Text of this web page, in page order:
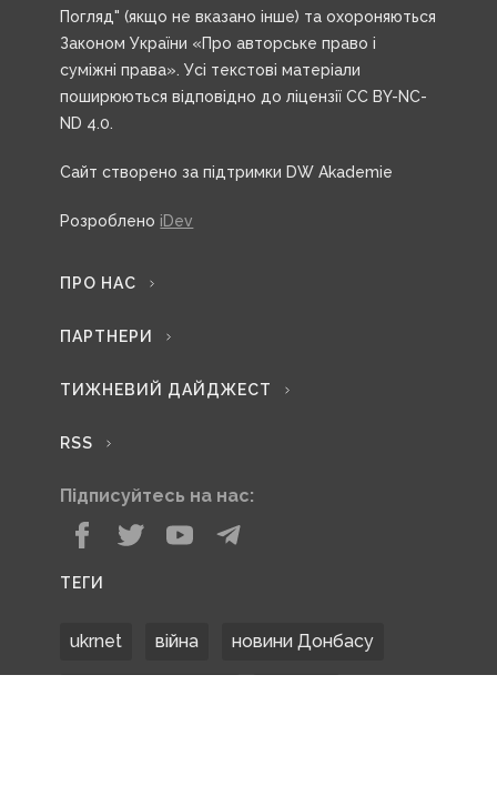
Погляд" (якщо не вказано інше) та охороняються
Законом України «Про авторське право і
суміжні права». Усі текстові матеріали
поширюються відповідно до ліцензії CC BY-NC-
ND 4.0.
Сайт створено за підтримки DW Akademie
Розроблено iDev
ПРО НАС
ПАРТНЕРИ
ТИЖНЕВИЙ ДАЙДЖЕСТ
RSS
Підписуйтесь на нас:
ТЕГИ
ukrnet війна новини Донбасу